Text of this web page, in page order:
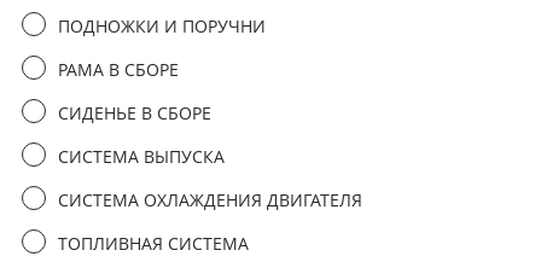
ПОДНОЖКИ И ПОРУЧНИ
РАМА В СБОРЕ
СИДЕНЬЕ В СБОРЕ
СИСТЕМА ВЫПУСКА
СИСТЕМА ОХЛАЖДЕНИЯ ДВИГАТЕЛЯ
ТОПЛИВНАЯ СИСТЕМА